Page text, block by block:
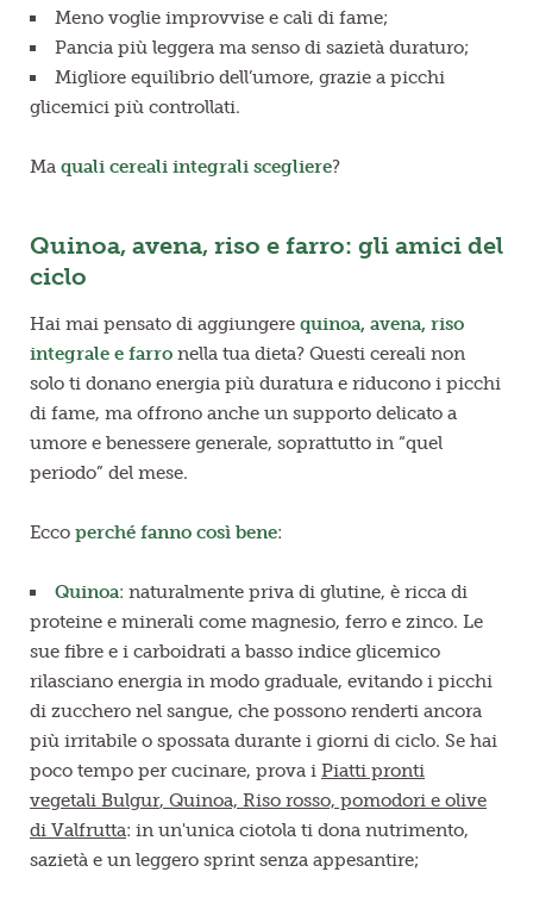
Meno voglie improvvise e cali di fame;
Pancia più leggera ma senso di sazietà duraturo;
Migliore equilibrio dell’umore, grazie a picchi
glicemici più controllati.
Ma quali cereali integrali scegliere?
Quinoa, avena, riso e farro: gli amici del
ciclo
Hai mai pensato di aggiungere quinoa, avena, riso
integrale e farro nella tua dieta? Questi cereali non
solo ti donano energia più duratura e riducono i picchi
di fame, ma offrono anche un supporto delicato a
umore e benessere generale, soprattutto in “quel
periodo” del mese.
Ecco perché fanno così bene:
Quinoa: naturalmente priva di glutine, è ricca di
proteine e minerali come magnesio, ferro e zinco. Le
sue fibre e i carboidrati a basso indice glicemico
rilasciano energia in modo graduale, evitando i picchi
di zucchero nel sangue, che possono renderti ancora
più irritabile o spossata durante i giorni di ciclo. Se hai
poco tempo per cucinare, prova i Piatti pronti
vegetali Bulgur, Quinoa, Riso rosso, pomodori e olive
di Valfrutta: in un'unica ciotola ti dona nutrimento,
sazietà e un leggero sprint senza appesantire;